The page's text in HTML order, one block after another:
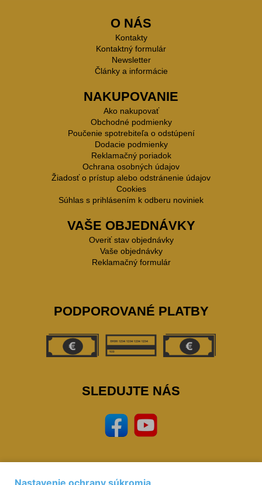
O NÁS
Kontakty
Kontaktný formulár
Newsletter
Články a informácie
NAKUPOVANIE
Ako nakupovať
Obchodné podmienky
Poučenie spotrebiteľa o odstúpení
Dodacie podmienky
Reklamačný poriadok
Ochrana osobných údajov
Žiadosť o prístup alebo odstránenie údajov
Cookies
Súhlas s prihlásením k odberu noviniek
VAŠE OBJEDNÁVKY
Overiť stav objednávky
Vaše objednávky
Reklamačný formulár
PODPOROVANÉ PLATBY
SLEDUJTE NÁS
Nastavenie ochrany súkromia